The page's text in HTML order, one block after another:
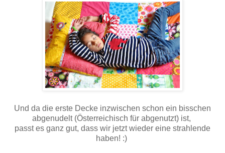
Und da die erste Decke inzwischen schon ein bisschen
abgenudelt (Österreichisch für abgenutzt) ist,
passt es ganz gut, dass wir jetzt wieder eine strahlende
haben! :)